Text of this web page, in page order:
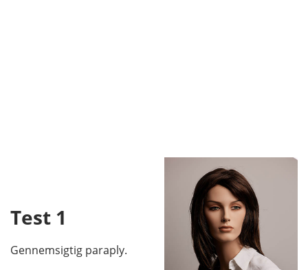
Test 1
Gennemsigtig paraply.